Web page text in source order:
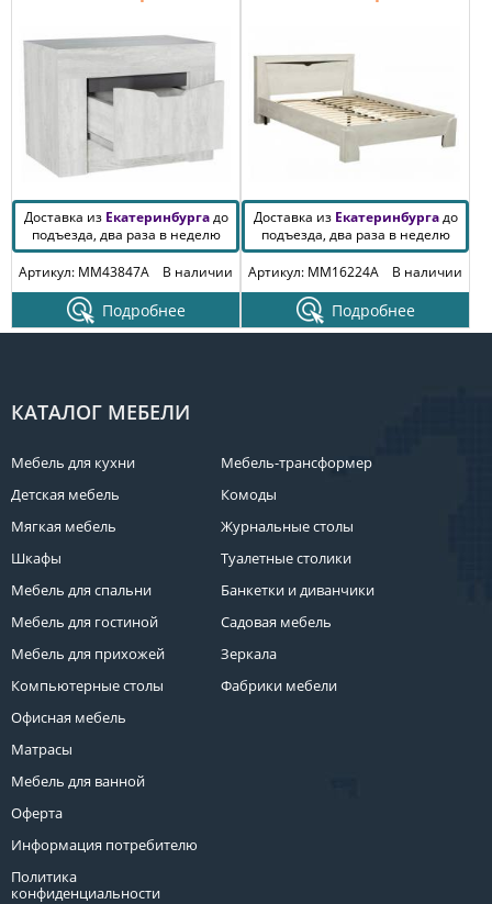
Доставка из Екатеринбургадо
подъезда, два раза в неделю
Артикул: MM43847A
В наличии
Подробнее
Доставка из Екатеринбургадо
подъезда, два раза в неделю
Артикул: MM16224A
В наличии
Подробнее
КАТАЛОГ МЕБЕЛИ
Мебель для кухни
Детская мебель
Мягкая мебель
Шкафы
Мебель для спальни
Мебель для гостиной
Мебель для прихожей
Компьютерные столы
Офисная мебель
Матрасы
Мебель для ванной
Оферта
Информация потребителю
Политика
конфиденциальности
Мебель-трансформер
Комоды
Журнальные столы
Туалетные столики
Банкетки и диванчики
Садовая мебель
Зеркала
Фабрики мебели